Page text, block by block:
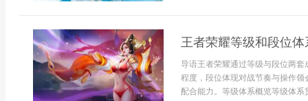
王者荣耀等级和段位
导语王者荣耀通过等级与段位两
程度，段位体现对战节奏与操作
配合能力。等级体系概览等级体